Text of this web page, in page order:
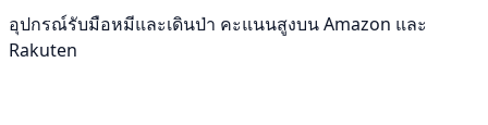
อุปกรณ์รับมือหมีและเดินป่า คะแนนสูงบน Amazon และ
Rakuten